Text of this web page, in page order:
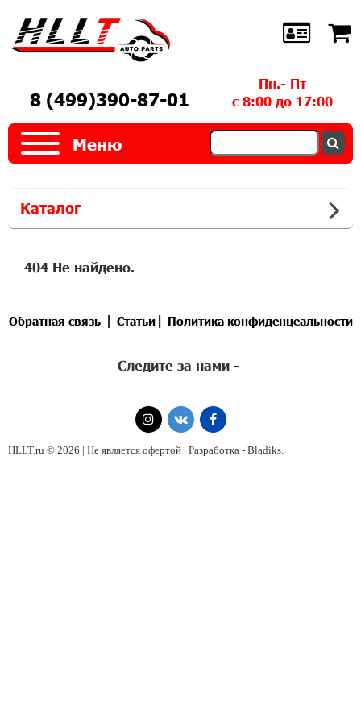
8 (499)390-87-01
Пн.- Пт
с 8:00 до 17:00
Меню
Каталог
404 Не найдено.
Обратная связь| Статьи| Политика конфиденцеальности
Следите за нами -
HLLT.ru © 2026 | Не является офертой | Разработка - Bladiks